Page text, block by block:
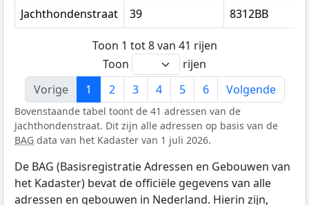
Jachthondenstraat
39 8312BB
Toon 1 tot 8 van 41 rijen
Toon
rijen
Vorige
1 2 3 4 5 6 Volgende
Bovenstaande tabel toont de 41 adressen van de
Jachthondenstraat. Dit zijn alle adressen op basis van de
BAG data van het Kadaster van 1 juli 2026.
De BAG (Basisregistratie Adressen en Gebouwen van
het Kadaster) bevat de officiële gegevens van alle
adressen en gebouwen in Nederland. Hierin zijn,